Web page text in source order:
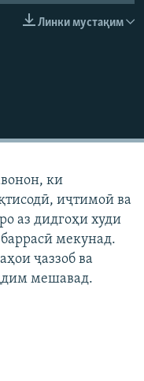
Линки мустақим
ки
иҷтимоӣ ва
аз дидгоҳи худи
мекунад.
ҷаззоб ва
мешавад.